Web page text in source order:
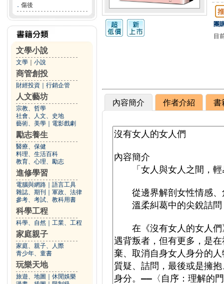
． 傷後
文學小說
文學 小說
商管創投
財經投資 行銷企管
人文藝坊
宗教、哲學
社會、人文、史地
藝術、美學
電影戲劇
勵志養生
醫療、保健
料理、生活百科
教育、心理、勵志
進修學習
電腦與網路
語言工具
雜誌、期刊
軍政、法律
參考、考試、教科用書
科學工程
科學、自然 工業、工程
家庭親子
家庭、親子、人際
青少年、童書
玩樂天地
旅遊、地圖
休閒娛樂
團
目
內容簡介 作者介紹 書